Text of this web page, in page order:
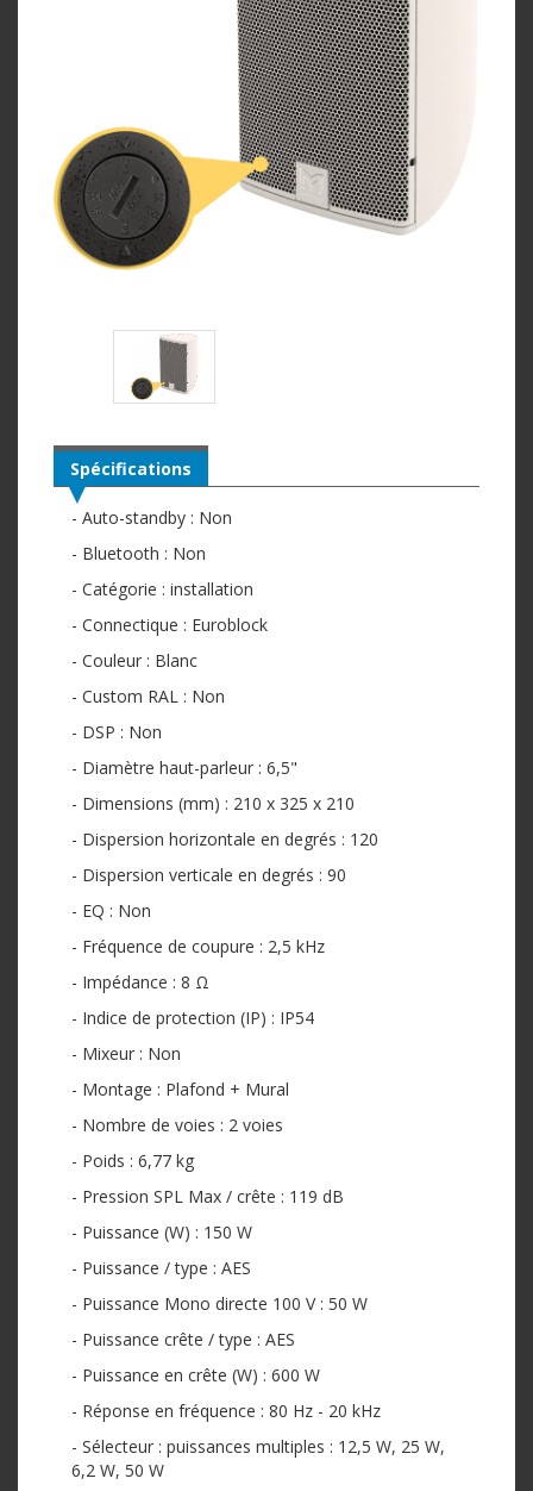
Spécifications
- Auto-standby : Non
- Bluetooth : Non
- Catégorie : installation
- Connectique : Euroblock
- Couleur : Blanc
- Custom RAL : Non
- DSP : Non
- Diamètre haut-parleur : 6,5"
- Dimensions (mm) : 210 x 325 x 210
- Dispersion horizontale en degrés : 120
- Dispersion verticale en degrés : 90
- EQ : Non
- Fréquence de coupure : 2,5 kHz
- Impédance : 8 Ω
- Indice de protection (IP) : IP54
- Mixeur : Non
- Montage : Plafond + Mural
- Nombre de voies : 2 voies
- Poids : 6,77 kg
- Pression SPL Max / crête : 119 dB
- Puissance (W) : 150 W
- Puissance / type : AES
- Puissance Mono directe 100 V : 50 W
- Puissance crête / type : AES
- Puissance en crête (W) : 600 W
- Réponse en fréquence : 80 Hz - 20 kHz
- Sélecteur : puissances multiples : 12,5 W, 25 W,
6,2 W, 50 W